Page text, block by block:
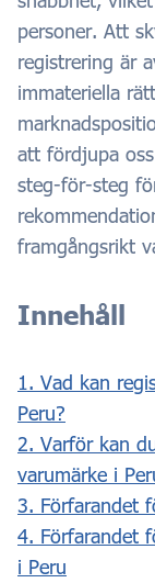
personer. Att
registrering är
immateriella
att fördjupa
steg-för-steg
framgångsrikt
Innehåll
1. Vad kan
Peru?
2. Varför kan
varumärke i
3. Förfarandet
4. Förfarandet
i Peru